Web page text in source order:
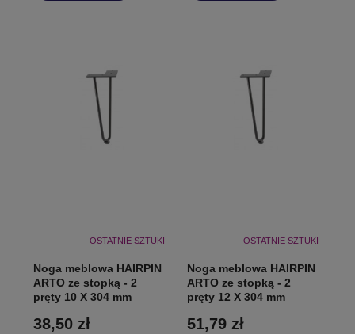
OSTATNIE SZTUKI
Noga meblowa HAIRPIN
ARTO ze stopką - 2
pręty 10 X 304 mm
38,50 zł
OSTATNIE SZTUKI
Noga meblowa HAIRPIN
ARTO ze stopką - 2
pręty 12 X 304 mm
51,79 zł